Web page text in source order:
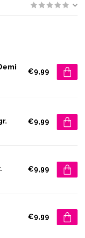
€9,99
€9,99
€9,99
€9,99